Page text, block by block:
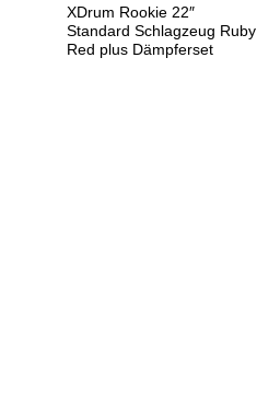
XDrum Rookie 22″
Standard Schlagzeug Ruby
Red plus Dämpferset